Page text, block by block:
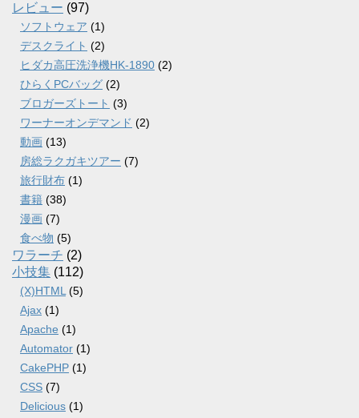
レビュー (97)
ソフトウェア (1)
デスクライト (2)
ヒダカ高圧洗浄機HK-1890 (2)
ひらくPCバッグ (2)
ブロガーズトート (3)
ワーナーオンデマンド (2)
動画 (13)
房総ラクガキツアー (7)
旅行財布 (1)
書籍 (38)
漫画 (7)
食べ物 (5)
ワラーチ (2)
小技集 (112)
(X)HTML (5)
Ajax (1)
Apache (1)
Automator (1)
CakePHP (1)
CSS (7)
Delicious (1)